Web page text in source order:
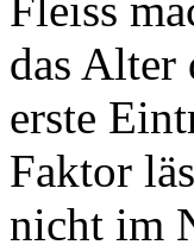
das Alter
erste
Faktor
nicht im